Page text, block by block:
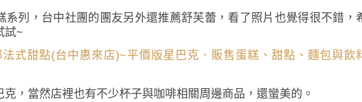
系列，台中社團的團友另外還推薦舒芙蕾，看了照片也覺得很不錯，
試~
，當然店裡也有不少杯子與咖啡相關周邊商品，還蠻美的。